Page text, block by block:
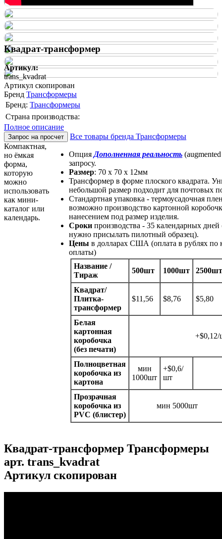
Квадрат-трансформер
Артикул:
trans_kvadrat
Артикул скопирован
Бренд Трансформеры
Бренд: Трансформеры
Страна производства:
Полное описание
Запрос на просчет
Все товары бренда Трансформеры
Компактная,
но ёмкая
форма,
которую
можно
использовать
как мини-
каталог или
календарь.
Опция Дополненная реальность
запросу.
Размер: 70 х 70 х 12мм
Трансформер в форме плоского квадрата.
небольшой размер подходит для почтовых
Стандартная упаковка - термоусадочная
возможно производство картонной
нанесением под размер изделия.
Сроки производства - 35 календарных
нужно присылать пилотный образец).
Цены в долларах США (оплата в рублях по
оплаты)
Название /
Тираж
500шт 1000шт 2500шт
Квадрат/
Плитка-
трансформер
$11,56 $8,76 $5,80
Белая
картонная
коробочка
(без печати)
+$0,12/
Полноцветная
коробочка из
картона
мин
1000шт
+$0,6/
шт
Прозрачная
коробочка из
PVC (блистер)
мин 5000шт
Квадрат-трансформер Трансформеры
арт. trans_kvadrat
Артикул скопирован